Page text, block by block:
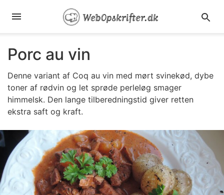
Porc au vin
Denne variant af Coq au vin med mørt svinekød, dybe
toner af rødvin og let sprøde perleløg smager
himmelsk. Den lange tilberedningstid giver retten
ekstra saft og kraft.